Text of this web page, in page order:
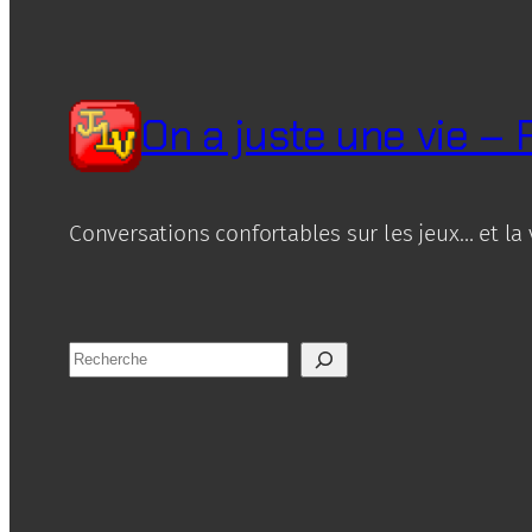
On a juste une vie –
Conversations confortables sur les jeux… et la
R